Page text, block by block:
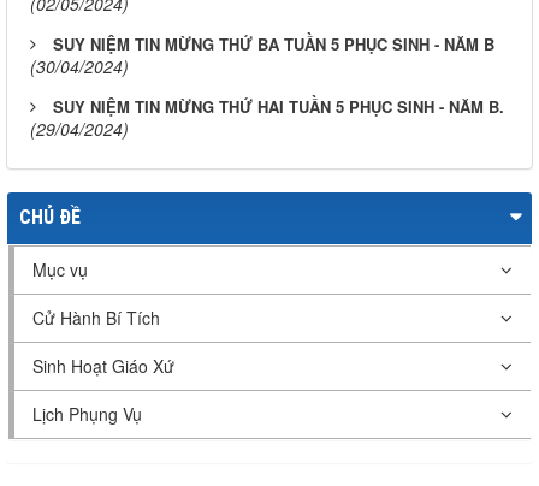
SUY NIỆM TIN MỪNG THỨ BA TUẦN 5 PHỤC SINH - NĂM B
(30/04/2024)
SUY NIỆM TIN MỪNG THỨ HAI TUẦN 5 PHỤC SINH - NĂM B.
(29/04/2024)
CHỦ ĐỀ
Mục vụ
Cử Hành Bí Tích
Sinh Hoạt Giáo Xứ
Lịch Phụng Vụ